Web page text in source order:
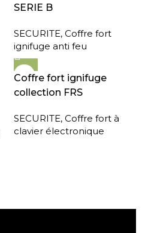
SERIE B
SECURITE, Coffre fort
ignifuge anti feu
Coffre fort ignifuge
collection FRS
SECURITE, Coffre fort à
clavier électronique